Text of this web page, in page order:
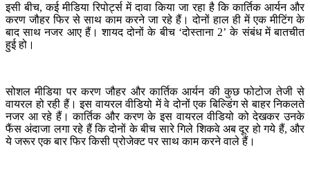
इसी बीच, कई मीडिया रिपोर्ट्स में दावा किया जा रहा है कि कार्तिक आर्यन और
करण जौहर फिर से साथ काम करने जा रहे हैं। दोनों हाल ही में एक मीटिंग के
बाद साथ नजर आए हैं। शायद दोनों के बीच ‘दोस्ताना 2’ के संबंध में बातचीत
हुई हो।
सोशल मीडिया पर करण जौहर और कार्तिक आर्यन की कुछ फोटोज तेजी से
वायरल हो रही हैं। इस वायरल वीडियो में वे दोनों एक बिल्डिंग से बाहर निकलते
नजर आ रहे हैं। कार्तिक और करण के इस वायरल वीडियो को देखकर उनके
फैंस अंदाजा लगा रहे हैं कि दोनों के बीच सारे गिले शिकवे अब दूर हो गये हैं, और
ये जरूर एक बार फिर किसी प्रोजेक्ट पर साथ काम करने वाले हैं।